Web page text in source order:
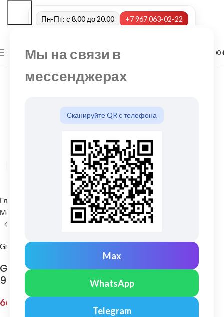
Мы на связи в
мессенджерах
Сканируйте QR с телефона
Max
WhatsApp
Telegram
Пн-Пт: с 8.00 до 20.00 +7 967 063-02-22
МЕНЮ 0,00
Нажмите, чтобы увеличить
Главная
Водосточные системы
Металлические водосточные системы Угол желоба
Grand Line
Grand Line: Угол желоба прямоуг внутренний
90гр Vortex Pe Ral 3005
669,00